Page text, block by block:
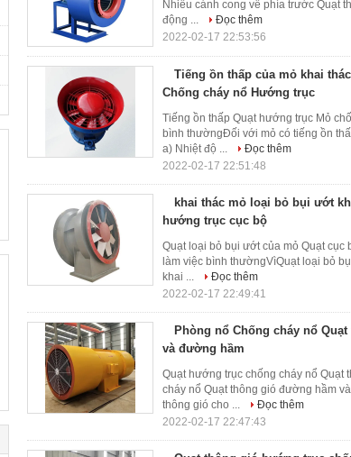
Nhiều cánh cong về phía trước Quạt
động ...
Đọc thêm
2022-02-17 22:53:56
Tiếng ồn thấp của mỏ khai
Chống cháy nổ Hướng trục
Tiếng ồn thấp Quạt hướng trục Mỏ
bình thườngĐối với mỏ có tiếng ồn
a) Nhiệt độ ...
Đọc thêm
2022-02-17 22:51:48
khai thác mỏ loại bỏ bụi ướt
hướng trục cục bộ
Quạt loại bỏ bụi ướt của mỏ Quạt cục
làm việc bình thườngVìQuạt loại bỏ
khai ...
Đọc thêm
2022-02-17 22:49:41
Phòng nổ Chống cháy nổ
và đường hầm
Quạt hướng trục chống cháy nổ Quạt
cháy nổ Quạt thông gió đường hầm
thông gió cho ...
Đọc thêm
2022-02-17 22:47:43